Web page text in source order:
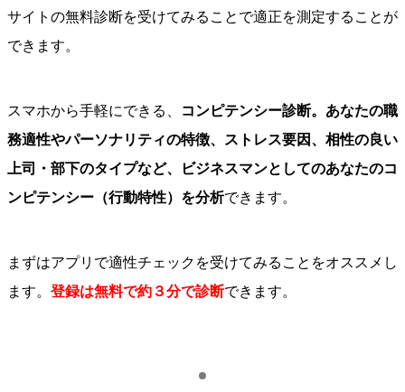
サイトの無料診断を受けてみることで適正を測定することが
できます。
スマホから手軽にできる、
コンピテンシー診断。あなたの職
務適性やパーソナリティの特徴、ストレス要因、相性の良い
上司・部下のタイプなど、ビジネスマンとしてのあなたのコ
ンピテンシー（行動特性）を分析できます。
まずはアプリで適性チェックを受けてみることをオススメし
ます。 登録は無料で約３分で診断できます。